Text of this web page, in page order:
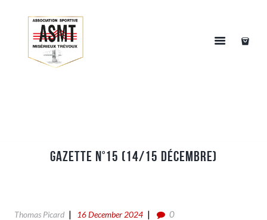
Gazette n°15 (14/15 Décembre)
Thomas Picard 16 December 2024 0